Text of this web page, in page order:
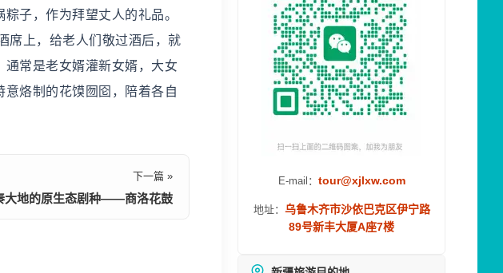
子，作为拜望丈人的礼品。
席上，给老人们敬过酒后，就
常是老女婿灌新女婿，大女
烙制的花馍囫囵，陪着各自
下一篇 »
大地的原生态剧种——商洛花鼓
E-mail： tour@xjlxw.com
地址： 乌鲁木齐市沙依巴克区伊宁路
89号新丰大厦A座7楼